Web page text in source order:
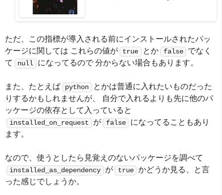
ただ、この指標が導入される前にインストールされたパッ
ケージに関しては これらの値が
true とか false
でなく
て
null になってるので 分からない場合もあります。
また、たとえば python
とかは普通に入れたいものだった
りするかもしれませんが、 自分で入れるよりも先に他のパ
ッケージの依存として入っていると
installed_on_request が false
になってることもあり
ます。
なので、使うとしたら見覚えのないパッケージを調べて
installed_as_dependency が true かどうか見る、と言
った感じでしょうか。